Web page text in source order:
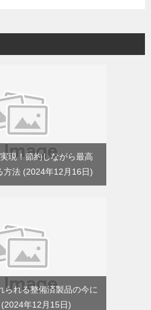
現！節約しながら最高
方法
2024年12月16日
られる整備済製品の今に
2024年12月15日